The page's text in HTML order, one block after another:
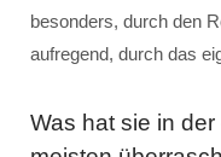
besonders, durch den
aufregend, durch das
Was hat sie in